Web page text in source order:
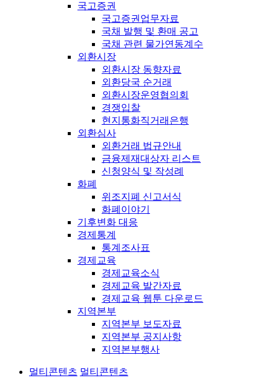
국고증권
국고증권업무자료
국채 발행 및 환매 공고
국채 관련 물가연동계수
외환시장
외환시장 동향자료
외환당국 순거래
외환시장운영협의회
경쟁입찰
현지통화직거래은행
외환심사
외환거래 법규안내
금융제재대상자 리스트
신청양식 및 작성례
화폐
위조지폐 신고서식
화폐이야기
기후변화 대응
경제통계
통계조사표
경제교육
경제교육소식
경제교육 발간자료
경제교육 웹툰 다운로드
지역본부
지역본부 보도자료
지역본부 공지사항
지역본부행사
멀티콘텐츠 멀티콘텐츠